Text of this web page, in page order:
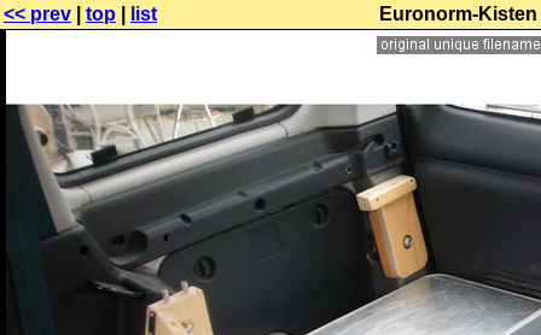
<< prev top list Euronorm-